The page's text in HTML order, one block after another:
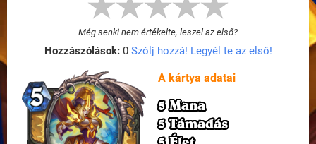
Még senki nem értékelte, leszel az első?
Hozzászólások:0 Szólj hozzá! Legyél te az első!
A kártya adatai
5 Mana
5 Támadás